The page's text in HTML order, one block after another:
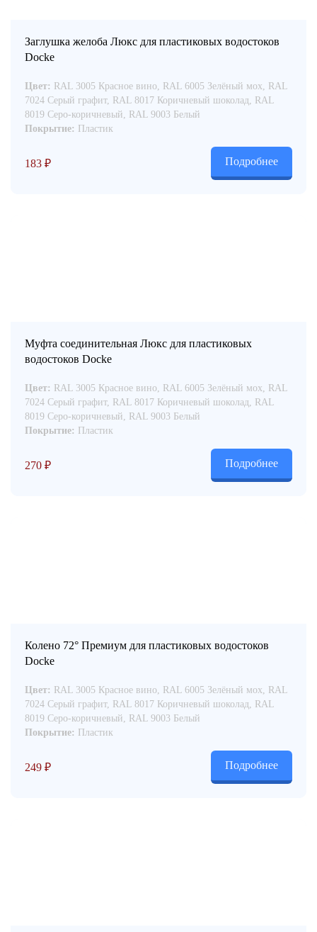
Заглушка желоба Люкс для пластиковых водостоков
Docke
Цвет: RAL 3005 Красное вино, RAL 6005 Зелёный мох, RAL
7024 Серый графит, RAL 8017 Коричневый шоколад, RAL
8019 Серо-коричневый, RAL 9003 Белый
Покрытие: Пластик
183 ₽ Подробнее
Муфта соединительная Люкс для пластиковых
водостоков Docke
Цвет: RAL 3005 Красное вино, RAL 6005 Зелёный мох, RAL
7024 Серый графит, RAL 8017 Коричневый шоколад, RAL
8019 Серо-коричневый, RAL 9003 Белый
Покрытие: Пластик
270 ₽ Подробнее
Колено 72° Премиум для пластиковых водостоков
Docke
Цвет: RAL 3005 Красное вино, RAL 6005 Зелёный мох, RAL
7024 Серый графит, RAL 8017 Коричневый шоколад, RAL
8019 Серо-коричневый, RAL 9003 Белый
Покрытие: Пластик
249 ₽ Подробнее